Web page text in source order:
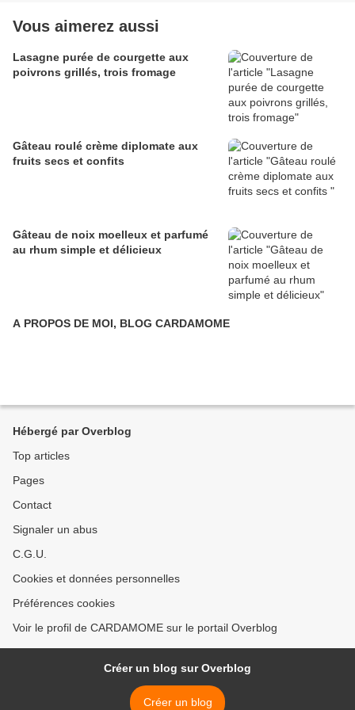
Vous aimerez aussi
Lasagne purée de courgette aux
poivrons grillés, trois fromage
Gâteau roulé crème diplomate aux
fruits secs et confits
Gâteau de noix moelleux et parfumé
au rhum simple et délicieux
A PROPOS DE MOI, BLOG CARDAMOME
Hébergé par Overblog
Top articles
Pages
Contact
Signaler un abus
C.G.U.
Cookies et données personnelles
Préférences cookies
Voir le profil de CARDAMOME sur le portail Overblog
Créer un blog sur Overblog
Créer un blog